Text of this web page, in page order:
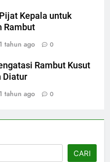
Kepala untuk
Rambut
1 tahun ago 0
Rambut Kusut
Diatur
1 tahun ago 0
CARI